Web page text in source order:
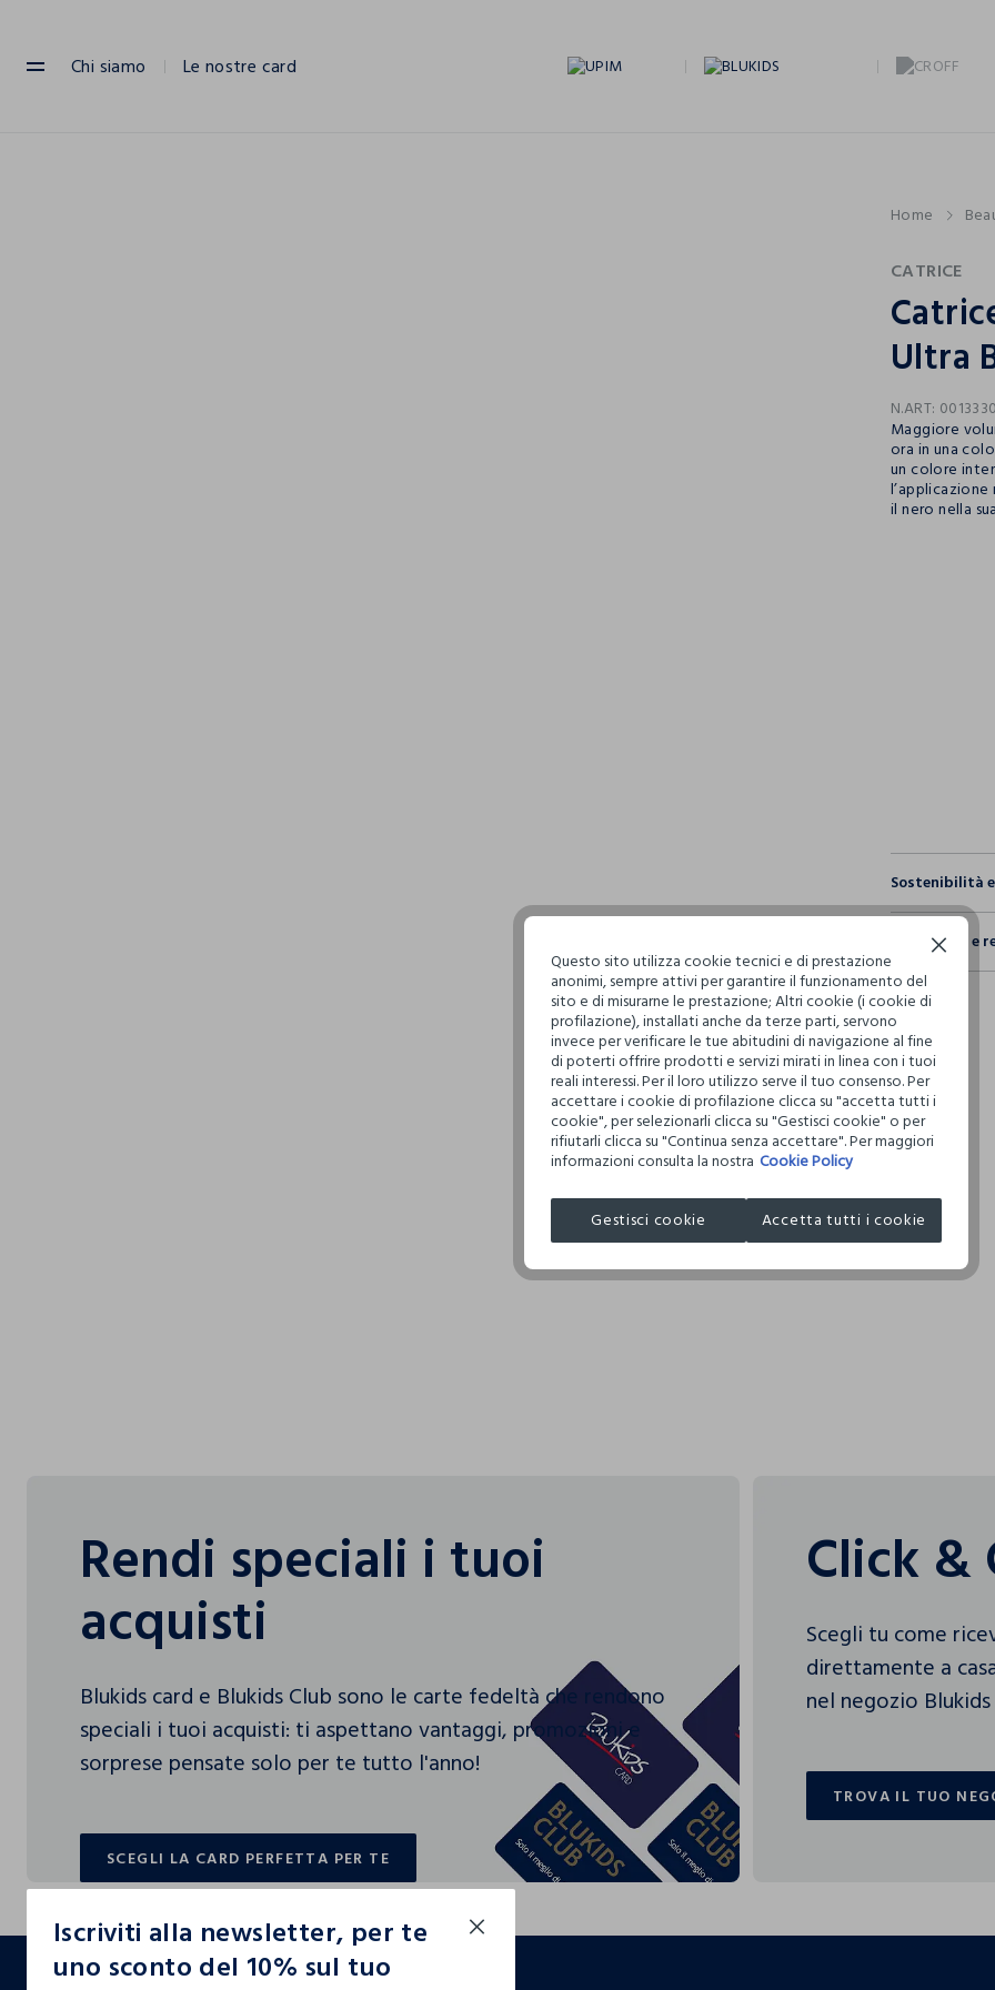
Chi siamo Le nostre card
Home
CATRICE
Ultra
N.ART:
Maggiore
ora in una
un colore
l’applicazione
il nero nella
Sostenibilità
Sicurezza
Il 100%
fisici, per
definito per
restrittivi
Clicca qui
I nostri
COSNOVA
Spedizione e
Hai fino a
per
Rendi speciali i tuoi
acquisti
Blukids card e Blukids Club sono le carte fedeltà che rendono
speciali i tuoi acquisti: ti aspettano vantaggi, promozioni e
sorprese pensate solo per te tutto l'anno!
SCEGLI LA CARD PERFETTA PER TE
SCEGLI LA CARD PERFETTA PER TE
Click &
Scegli tu come
direttamente a
nel negozio
TROVA IL TUO
TROVA IL TUO
Iscriviti alla newsletter, per te
uno sconto del 10% sul tuo
footer.ariatitle
Questo sito utilizza cookie tecnici e di prestazione
anonimi, sempre attivi per garantire il funzionamento del
sito e di misurarne le prestazione; Altri cookie (i cookie di
profilazione), installati anche da terze parti, servono
invece per verificare le tue abitudini di navigazione al fine
di poterti offrire prodotti e servizi mirati in linea con i tuoi
reali interessi. Per il loro utilizzo serve il tuo consenso. Per
accettare i cookie di profilazione clicca su "accetta tutti i
cookie", per selezionarli clicca su "Gestisci cookie" o per
rifiutarli clicca su "Continua senza accettare". Per maggiori
informazioni consulta la nostra Cookie Policy
Gestisci cookie Accetta tutti i cookie
Continua senza accettare